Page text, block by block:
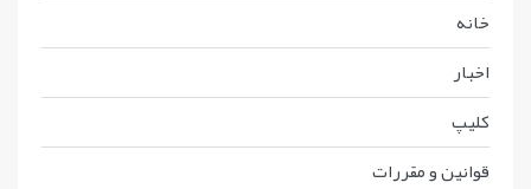
خانه
اخبار
کليپ
قوانين و مقررات